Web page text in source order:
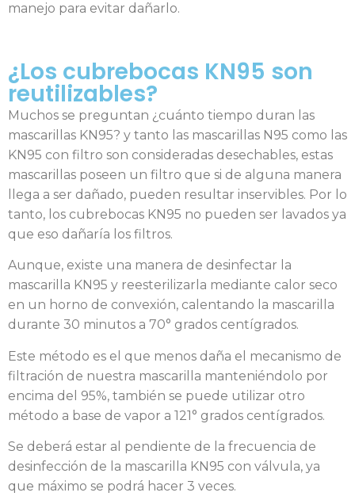
manejo para evitar dañarlo.
¿Los cubrebocas KN95 son
reutilizables?
Muchos se preguntan ¿cuánto tiempo duran las
mascarillas KN95? y tanto las mascarillas N95 como las
KN95 con filtro son consideradas desechables, estas
mascarillas poseen un filtro que si de alguna manera
llega a ser dañado, pueden resultar inservibles. Por lo
tanto, los cubrebocas KN95 no pueden ser lavados ya
que eso dañaría los filtros.
Aunque, existe una manera de desinfectar la
mascarilla KN95 y reesterilizarla mediante calor seco
en un horno de convexión, calentando la mascarilla
durante 30 minutos a 70° grados centígrados.
Este método es el que menos daña el mecanismo de
filtración de nuestra mascarilla manteniéndolo por
encima del 95%, también se puede utilizar otro
método a base de vapor a 121° grados centígrados.
Se deberá estar al pendiente de la frecuencia de
desinfección de la mascarilla KN95 con válvula, ya
que máximo se podrá hacer 3 veces.